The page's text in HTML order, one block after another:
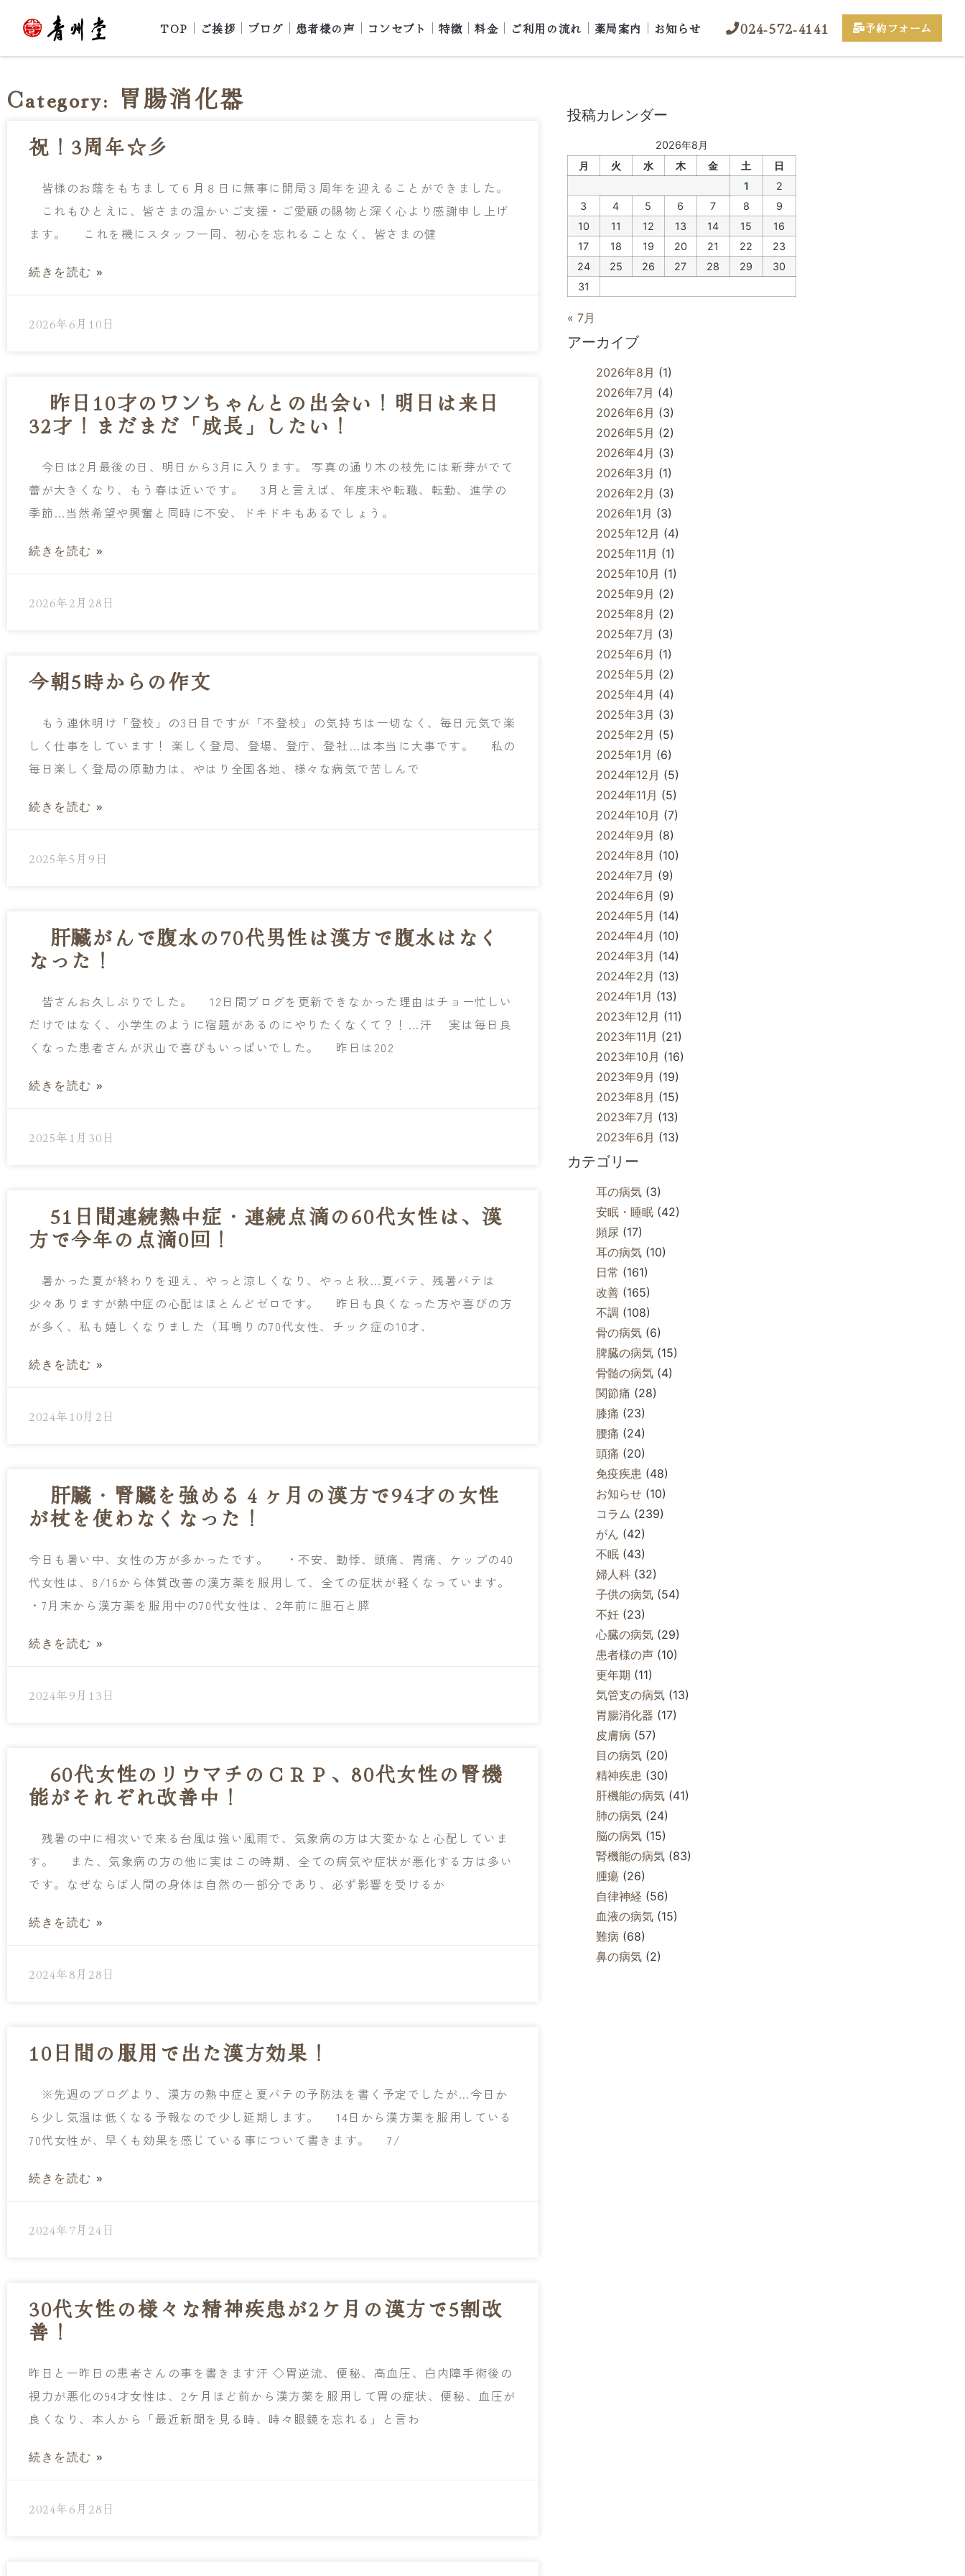
TOP ご挨拶 ブログ 患者様の声 コンセプト 特徴 料金 ご利用の流れ 薬局案内 お知らせ 024-572-4141 予約フォーム
Category: 胃腸消化器
祝！3周年☆彡
皆様のお蔭をもちまして６月８日に無事に開局３周年を迎えることができました。
これもひとえに、皆さまの温かいご支援・ご愛顧の賜物と深く心より感謝申し上げ
ます。 これを機にスタッフ一同、初心を忘れることなく、皆さまの健
続きを読む »
2026年6月10日
昨日10才のワンちゃんとの出会い！明日は来日
32才！まだまだ「成長」したい！
今日は2月最後の日、明日から3月に入ります。 写真の通り木の枝先には新芽がでて
蕾が大きくなり、もう春は近いです。 3月と言えば、年度末や転職、転勤、進学の
季節…当然希望や興奮と同時に不安、ドキドキもあるでしょう。
続きを読む »
2026年2月28日
今朝5時からの作文
もう連休明け「登校」の3日目ですが「不登校」の気持ちは一切なく、毎日元気で楽
しく仕事をしています！ 楽しく登局、登場、登庁、登社…は本当に大事です。 私の
毎日楽しく登局の原動力は、やはり全国各地、様々な病気で苦しんで
続きを読む »
2025年5月9日
肝臓がんで腹水の70代男性は漢方で腹水はなく
なった！
皆さんお久しぶりでした。 12日間ブログを更新できなかった理由はチョー忙しい
だけではなく、小学生のように宿題があるのにやりたくなくて？！…汗 実は毎日良
くなった患者さんが沢山で喜びもいっぱいでした。 昨日は202
続きを読む »
2025年1月30日
51日間連続熱中症・連続点滴の60代女性は、漢
方で今年の点滴0回！
暑かった夏が終わりを迎え、やっと涼しくなり、やっと秋…夏バテ、残暑バテは
少々ありますが熱中症の心配はほとんどゼロです。 昨日も良くなった方や喜びの方
が多く、私も嬉しくなりました（耳鳴りの70代女性、チック症の10才、
続きを読む »
2024年10月2日
肝臓・腎臓を強める４ヶ月の漢方で94才の女性
が杖を使わなくなった！
今日も暑い中、女性の方が多かったです。 ・不安、動悸、頭痛、胃痛、ケップの40
代女性は、8/16から体質改善の漢方薬を服用して、全ての症状が軽くなっています。
・7月末から漢方薬を服用中の70代女性は、2年前に胆石と膵
続きを読む »
2024年9月13日
60代女性のリウマチのＣＲＰ、80代女性の腎機
能がそれぞれ改善中！
残暑の中に相次いで来る台風は強い風雨で、気象病の方は大変かなと心配していま
す。 また、気象病の方の他に実はこの時期、全ての病気や症状が悪化する方は多い
です。なぜならば人間の身体は自然の一部分であり、必ず影響を受けるか
続きを読む »
2024年8月28日
10日間の服用で出た漢方効果！
※先週のブログより、漢方の熱中症と夏バテの予防法を書く予定でしたが…今日か
ら少し気温は低くなる予報なので少し延期します。 14日から漢方薬を服用している
70代女性が、早くも効果を感じている事について書きます。 7/
続きを読む »
2024年7月24日
30代女性の様々な精神疾患が2ケ月の漢方で5割改
善！
昨日と一昨日の患者さんの事を書きます汗 ◇胃逆流、便秘、高血圧、白内障手術後の
視力が悪化の94才女性は、2ケ月ほど前から漢方薬を服用して胃の症状、便秘、血圧が
良くなり、本人から「最近新聞を見る時、時々眼鏡を忘れる」と言わ
続きを読む »
2024年6月28日
投稿カレンダー
2026年8月
月
火 水 木 金 土
日
1
2
3
4 5 6 7 8
9
10
11 12 13 14 15
16
17
18 19 20 21 22
23
24
25 26 27 28 29
30
31
« 7月
アーカイブ
2026年8月 (1)
2026年7月 (4)
2026年6月 (3)
2026年5月 (2)
2026年4月 (3)
2026年3月 (1)
2026年2月 (3)
2026年1月 (3)
2025年12月 (4)
2025年11月 (1)
2025年10月 (1)
2025年9月 (2)
2025年8月 (2)
2025年7月 (3)
2025年6月 (1)
2025年5月 (2)
2025年4月 (4)
2025年3月 (3)
2025年2月 (5)
2025年1月 (6)
2024年12月 (5)
2024年11月 (5)
2024年10月 (7)
2024年9月 (8)
2024年8月 (10)
2024年7月 (9)
2024年6月 (9)
2024年5月 (14)
2024年4月 (10)
2024年3月 (14)
2024年2月 (13)
2024年1月 (13)
2023年12月 (11)
2023年11月 (21)
2023年10月 (16)
2023年9月 (19)
2023年8月 (15)
2023年7月 (13)
2023年6月 (13)
カテゴリー
耳の病気(3)
安眠・睡眠(42)
頻尿 (17)
耳の病気(10)
日常 (161)
改善(165)
不調 (108)
骨の病気(6)
脾臓の病気(15)
骨髄の病気(4)
関節痛 (28)
膝痛 (23)
腰痛 (24)
頭痛 (20)
免疫疾患 (48)
お知らせ(10)
コラム (239)
がん (42)
不眠(43)
婦人科(32)
子供の病気(54)
不妊(23)
心臓の病気(29)
患者様の声(10)
更年期 (11)
気管支の病気(13)
胃腸消化器 (17)
皮膚病 (57)
目の病気(20)
精神疾患 (30)
肝機能の病気(41)
肺の病気(24)
脳の病気(15)
腎機能の病気(83)
腫瘍(26)
自律神経 (56)
血液の病気(15)
難病 (68)
鼻の病気(2)